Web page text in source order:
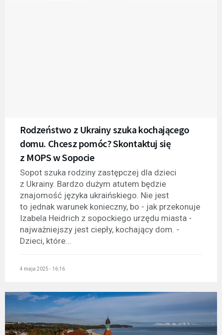
Rodzeństwo z Ukrainy szuka kochającego
domu. Chcesz pomóc? Skontaktuj się
z MOPS w Sopocie
Sopot szuka rodziny zastępczej dla dzieci
z Ukrainy. Bardzo dużym atutem będzie
znajomość języka ukraińskiego. Nie jest
to jednak warunek konieczny, bo - jak przekonuje
Izabela Heidrich z sopockiego urzędu miasta -
najważniejszy jest ciepły, kochający dom. -
Dzieci, które...
4 maja 2025 - 16:16